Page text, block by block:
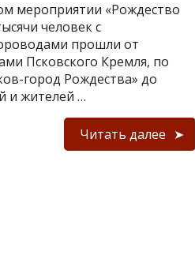
мероприятии «Рождество
человек с
прошли от
Псковского Кремля, по
город Рождества» до
и жителей …
Читать далее